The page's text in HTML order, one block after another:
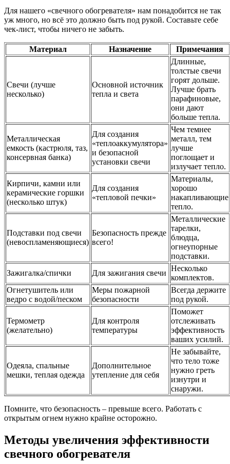
Для нашего «свечного обогревателя» нам понадобится не так
уж много, но всё это должно быть под рукой. Составьте себе
чек-лист, чтобы ничего не забыть.
Материал Назначение Примечания
Свечи (лучше
несколько)
Основной источник
тепла и света
Длинные,
толстые свечи
горят дольше.
Лучше брать
парафиновые,
они дают
больше тепла.
Металлическая
емкость (кастрюля, таз,
консервная банка)
Для создания
«теплоаккумулятора»
и безопасной
установки свечи
Чем темнее
металл, тем
лучше
поглощает и
излучает тепло.
Кирпичи, камни или
керамические горшки
(несколько штук)
Для создания
«тепловой печки»
Материалы,
хорошо
накапливающие
тепло.
Подставки под свечи
(невоспламеняющиеся)
Безопасность прежде
всего!
Металлические
тарелки,
блюдца,
огнеупорные
подставки.
Зажигалка/спички
Для зажигания свечи
Несколько
комплектов.
Огнетушитель или
ведро с водой/песком
Меры пожарной
безопасности
Всегда держите
под рукой.
Термометр
(желательно)
Для контроля
температуры
Поможет
отслеживать
эффективность
ваших усилий.
Одеяла, спальные
мешки, теплая одежда
Дополнительное
утепление для себя
Не забывайте,
что тело тоже
нужно греть
изнутри и
снаружи.
Помните, что безопасность – превыше всего. Работать с
открытым огнем нужно крайне осторожно.
Методы увеличения эффективности
свечного обогревателя